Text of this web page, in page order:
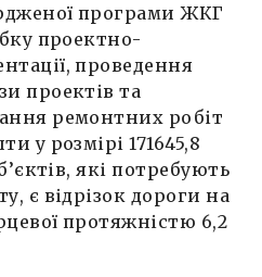
програми ЖКГ
проектно-
проведення
проектів та
ремонтних робіт
у розмірі 171645,8
які потребують
є відрізок дороги на
протяжністю 6,2